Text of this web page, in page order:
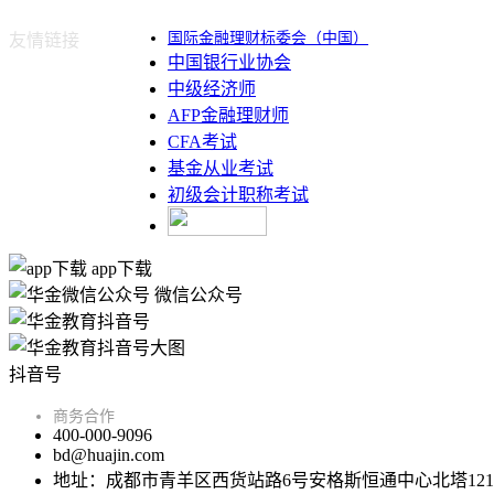
友情链接 国际金融理财标委会（中国）
中国银行业协会
中级经济师
AFP金融理财师
CFA考试
基金从业考试
初级会计职称考试
app下载
微信公众号
抖音号
商务合作
400-000-9096
bd@huajin.com
地址：成都市青羊区西货站路6号安格斯恒通中心北塔